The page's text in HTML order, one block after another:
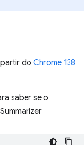
partir do Chrome 138
saber se o